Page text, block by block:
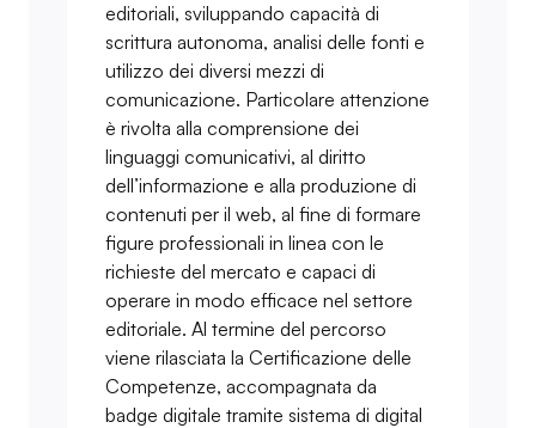
editoriali, sviluppando capacità di
scrittura autonoma, analisi delle fonti e
utilizzo dei diversi mezzi di
comunicazione. Particolare attenzione
è rivolta alla comprensione dei
linguaggi comunicativi, al diritto
dell’informazione e alla produzione di
contenuti per il web, al fine di formare
figure professionali in linea con le
richieste del mercato e capaci di
operare in modo efficace nel settore
editoriale. Al termine del percorso
viene rilasciata la Certificazione delle
Competenze, accompagnata da
badge digitale tramite sistema di digital